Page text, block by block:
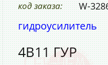
код заказа: W-
гидроусилитель
4B11 ГУР